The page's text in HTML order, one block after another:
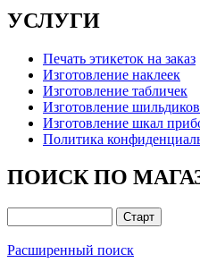
УСЛУГИ
Печать этикеток на заказ
Изготовление наклеек
Изготовление табличек
Изготовление
Изготовление шкал
Политика
ПОИСК ПО
Расширенный поиск